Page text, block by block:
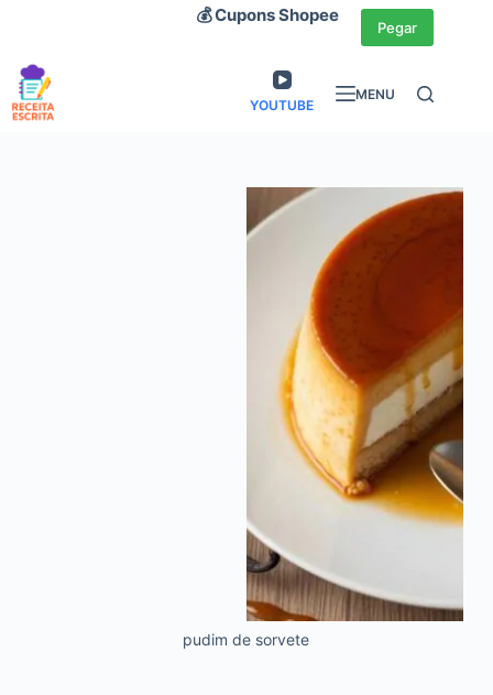
conteúdo
💰 Cupons Shopee
Pegar
YOUTUBE
MENU
pudim de sorvete